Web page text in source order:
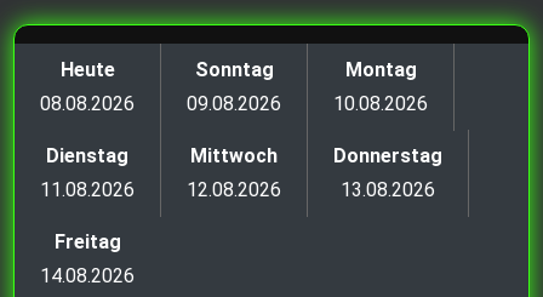
Heute
08.08.2026
Sonntag
09.08.2026
Montag
10.08.2026
Dienstag
11.08.2026
Mittwoch
12.08.2026
Donnerstag
13.08.2026
Freitag
14.08.2026